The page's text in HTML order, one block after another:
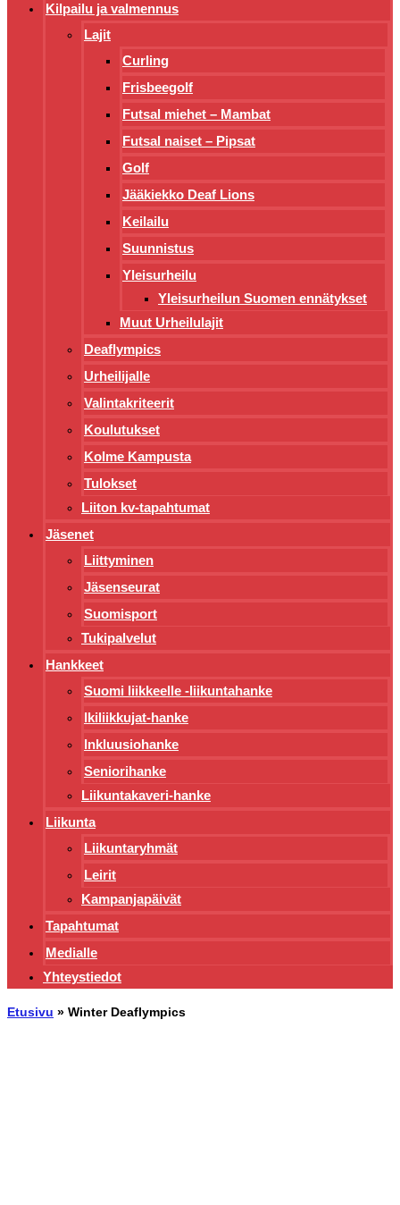
Kilpailu ja valmennus
Lajit
Curling
Frisbeegolf
Futsal miehet – Mambat
Futsal naiset – Pipsat
Golf
Jääkiekko Deaf Lions
Keilailu
Suunnistus
Yleisurheilu
Yleisurheilun Suomen ennätykset
Muut Urheilulajit
Deaflympics
Urheilijalle
Valintakriteerit
Koulutukset
Kolme Kampusta
Tulokset
Liiton kv-tapahtumat
Jäsenet
Liittyminen
Jäsenseurat
Suomisport
Tukipalvelut
Hankkeet
Suomi liikkeelle -liikuntahanke
Ikiliikkujat-hanke
Inkluusiohanke
Seniorihanke
Liikuntakaveri-hanke
Liikunta
Liikuntaryhmät
Leirit
Kampanjapäivät
Tapahtumat
Medialle
Yhteystiedot
Etusivu » Winter Deaflympics